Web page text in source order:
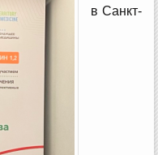
в Санкт-